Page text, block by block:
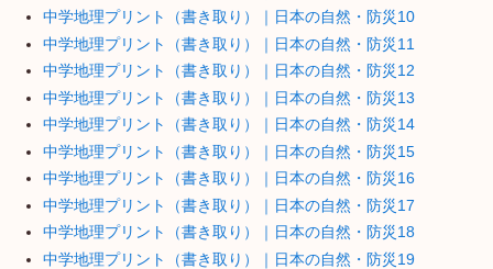
中学地理プリント（書き取り）｜日本の自然・防災10
中学地理プリント（書き取り）｜日本の自然・防災11
中学地理プリント（書き取り）｜日本の自然・防災12
中学地理プリント（書き取り）｜日本の自然・防災13
中学地理プリント（書き取り）｜日本の自然・防災14
中学地理プリント（書き取り）｜日本の自然・防災15
中学地理プリント（書き取り）｜日本の自然・防災16
中学地理プリント（書き取り）｜日本の自然・防災17
中学地理プリント（書き取り）｜日本の自然・防災18
中学地理プリント（書き取り）｜日本の自然・防災19